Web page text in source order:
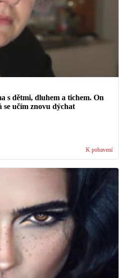
s dětmi, dluhem a tichem. On
se učím znovu dýchat
K pobavení